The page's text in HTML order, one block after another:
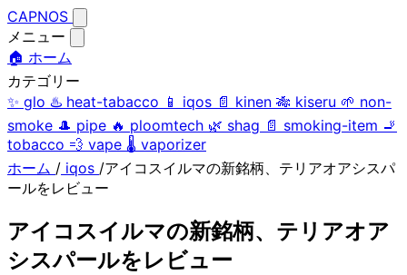
CAPNOS
メニュー
🏠 ホーム
カテゴリー
✨ glo ♨️ heat-tabacco 📱 iqos 📄 kinen 🎋 kiseru 🌱 non-
smoke 🎩 pipe 🔥 ploomtech 🌿 shag 📄 smoking-item 🚬
tobacco 💨 vape 🌡️ vaporizer
ホーム / iqos /アイコスイルマの新銘柄、テリアオアシスパ
ールをレビュー
アイコスイルマの新銘柄、テリアオア
シスパールをレビュー